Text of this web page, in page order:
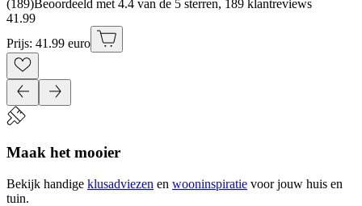
(189)Beoordeeld met 4.4 van de 5 sterren, 189 klantreviews
41 .99
Prijs: 41.99 euro
Maak het mooier
Bekijk handige klusadviezen en wooninspiratie voor jouw huis en
tuin.